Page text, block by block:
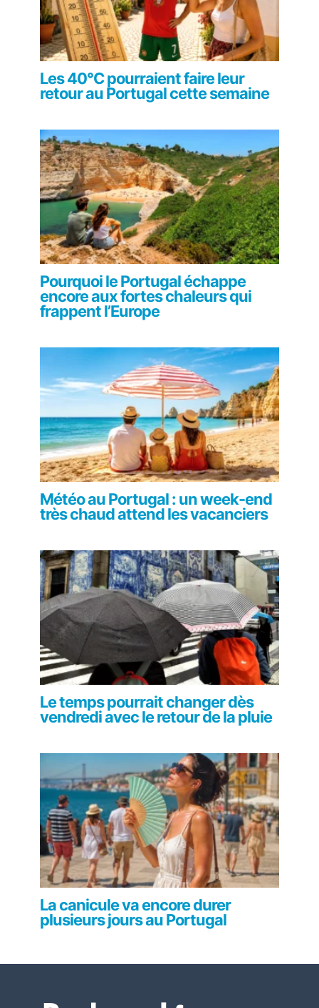
Les 40°C pourraient faire leur
retour au Portugal cette semaine
Pourquoi le Portugal échappe
encore aux fortes chaleurs qui
frappent l’Europe
Météo au Portugal : un week-end
très chaud attend les vacanciers
Le temps pourrait changer dès
vendredi avec le retour de la pluie
La canicule va encore durer
plusieurs jours au Portugal